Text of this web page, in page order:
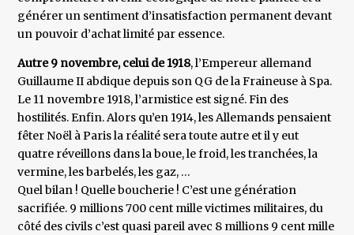
générer un sentiment d’insatisfaction permanent devant
un pouvoir d’achat limité par essence.
Autre 9 novembre, celui de 1918, l’Empereur allemand
Guillaume II abdique depuis son QG de la Fraineuse à Spa.
Le 11 novembre 1918, l’armistice est signé. Fin des
hostilités. Enfin. Alors qu’en 1914, les Allemands pensaient
fêter Noël à Paris la réalité sera toute autre et il y eut
quatre réveillons dans la boue, le froid, les tranchées, la
vermine, les barbelés, les gaz, …
Quel bilan ! Quelle boucherie ! C’est une génération
sacrifiée. 9 millions 700 cent mille victimes militaires, du
côté des civils c’est quasi pareil avec 8 millions 9 cent mille